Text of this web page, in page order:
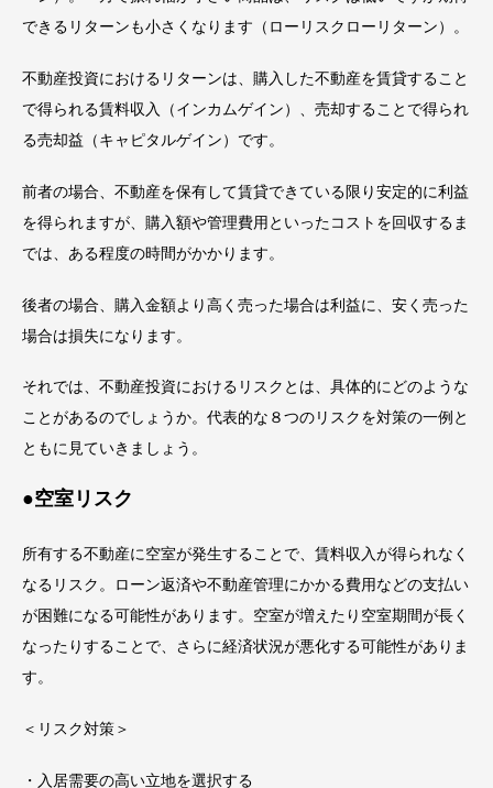
できるリターンも小さくなります（ローリスクローリターン）。
不動産投資におけるリターンは、購入した不動産を賃貸すること
で得られる賃料収入（インカムゲイン）、売却することで得られ
る売却益（キャピタルゲイン）です。
前者の場合、不動産を保有して賃貸できている限り安定的に利益
を得られますが、購入額や管理費用といったコストを回収するま
では、ある程度の時間がかかります。
後者の場合、購入金額より高く売った場合は利益に、安く売った
場合は損失になります。
それでは、不動産投資におけるリスクとは、具体的にどのような
ことがあるのでしょうか。代表的な８つのリスクを対策の一例と
ともに見ていきましょう。
●空室リスク
所有する不動産に空室が発生することで、賃料収入が得られなく
なるリスク。ローン返済や不動産管理にかかる費用などの支払い
が困難になる可能性があります。空室が増えたり空室期間が長く
なったりすることで、さらに経済状況が悪化する可能性がありま
す。
＜リスク対策＞
・入居需要の高い立地を選択する